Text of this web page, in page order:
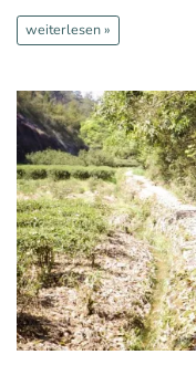
weiterlesen »